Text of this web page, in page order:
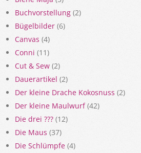
Buchvorstellung (2)
Bügelbilder (6)
Canvas (4)
Conni (11)
Cut & Sew (2)
Dauerartikel (2)
Der kleine Drache Kokosnuss (2)
Der kleine Maulwurf(42)
Die drei ??? (12)
Die Maus (37)
Die Schlümpfe (4)